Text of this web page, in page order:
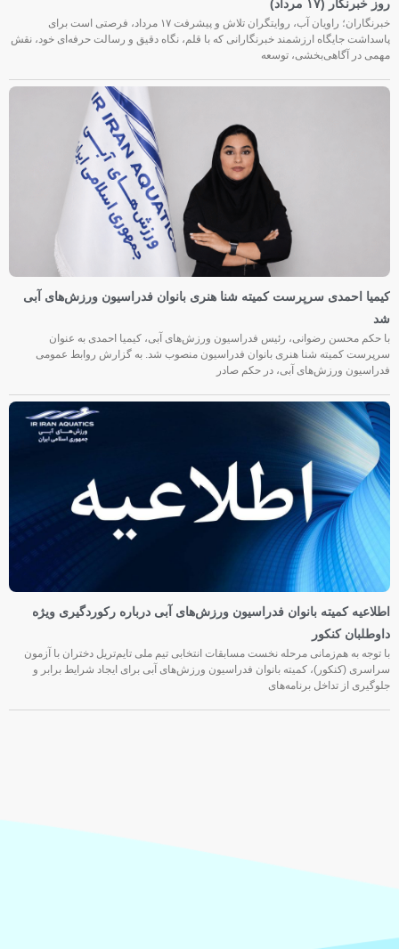
روز خبرنگار (۱۷ مرداد)
خبرنگاران؛ راویان آب، روایتگران تلاش و پیشرفت ۱۷ مرداد، فرصتی است برای
پاسداشت جایگاه ارزشمند خبرنگارانی که با قلم، نگاه دقیق و رسالت حرفه‌ای خود، نقش
مهمی در آگاهی‌بخشی، توسعه
کیمیا احمدی سرپرست کمیته شنا هنری بانوان فدراسیون ورزش‌های آبی
شد
با حکم محسن رضوانی، رئیس فدراسیون ورزش‌های آبی، کیمیا احمدی به عنوان
سرپرست کمیته شنا هنری بانوان فدراسیون منصوب شد. به گزارش روابط عمومی
فدراسیون ورزش‌های آبی، در حکم صادر
اطلاعیه کمیته بانوان فدراسیون ورزش‌های آبی درباره رکوردگیری ویژه
داوطلبان کنکور
با توجه به هم‌زمانی مرحله نخست مسابقات انتخابی تیم ملی تایم‌تریل دختران با آزمون
سراسری (کنکور)، کمیته بانوان فدراسیون ورزش‌های آبی برای ایجاد شرایط برابر و
جلوگیری از تداخل برنامه‌های